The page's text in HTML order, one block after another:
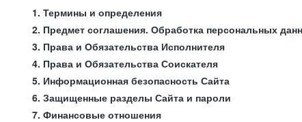
1. Термины и определения
2. Предмет соглашения. Обработка персональных
3. Права и Обязательства Исполнителя
4. Права и Обязательства Соискателя
5. Информационная безопасность Сайта
6. Защищенные разделы Сайта и пароли
7. Финансовые отношения